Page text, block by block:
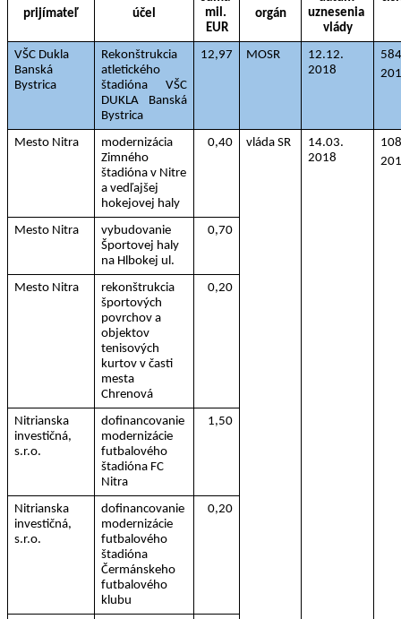
prijímateľ účel
mil.
EUR
orgán
uznesenia
vlády
VŠC Dukla
Banská
Bystrica
Rekonštrukcia
atletického
štadióna VŠC
DUKLA Banská
Bystrica
12,97 MOSR
12.12.
2018
Mesto Nitra
modernizácia
Zimného
štadióna v Nitre
a vedľajšej
hokejovej haly
0,40 vláda SR
14.03.
2018
Mesto Nitra
vybudovanie
Športovej haly
na Hlbokej ul.
0,70
Mesto Nitra
rekonštrukcia
športových
povrchov a
objektov
tenisových
kurtov v časti
mesta
Chrenová
0,20
Nitrianska
investičná,
s.r.o.
dofinancovanie
modernizácie
futbalového
štadióna FC
Nitra
1,50
Nitrianska
investičná,
s.r.o.
dofinancovanie
modernizácie
futbalového
štadióna
Čermánskeho
futbalového
klubu
0,20